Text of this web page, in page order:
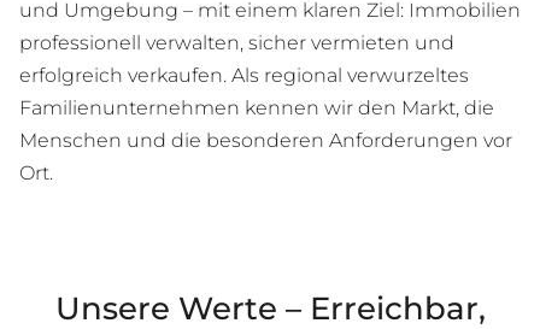
und Umgebung – mit einem klaren Ziel: Immobilien
professionell verwalten, sicher vermieten und
erfolgreich verkaufen. Als regional verwurzeltes
Familienunternehmen kennen wir den Markt, die
Menschen und die besonderen Anforderungen vor
Ort.
Unsere Werte – Erreichbar,